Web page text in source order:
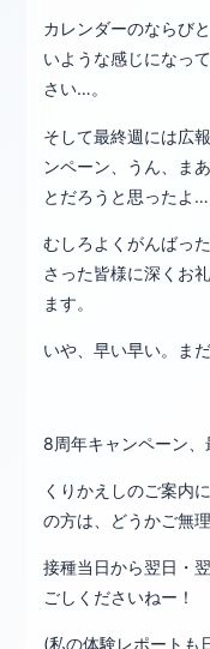
カレンダーのならび
いような感じになっ
さい…。
そして最終週には広
ンペーン、うん、ま
とだろうと思ったよ…
むしろよくがんばっ
さった皆様に深くお
ます。
いや、早い早い。ま
8周年キャンペーン、
くりかえしのご案内
の方は、どうかご無
接種当日から翌日・
ごしくださいねー！
(私の体験レポートも